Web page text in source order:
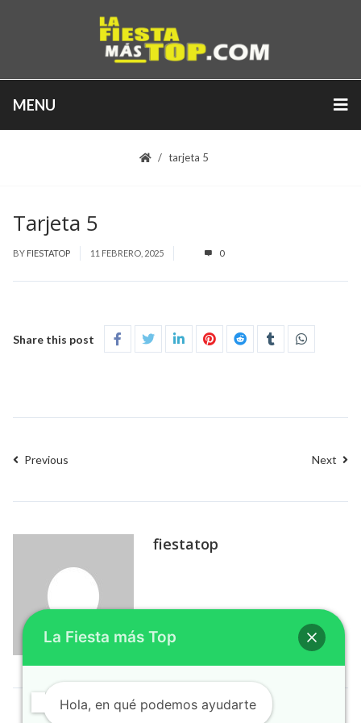
MENU
tarjeta 5
Tarjeta 5
BY FIESTATOP 11 FEBRERO, 2025 0
Share this post
Previous Next
fiestatop
La Fiesta más Top
Hola, en qué podemos ayudarte